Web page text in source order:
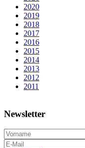
2020
2019
2018
2017
2016
2015
2014
2013
2012
2011
Newsletter